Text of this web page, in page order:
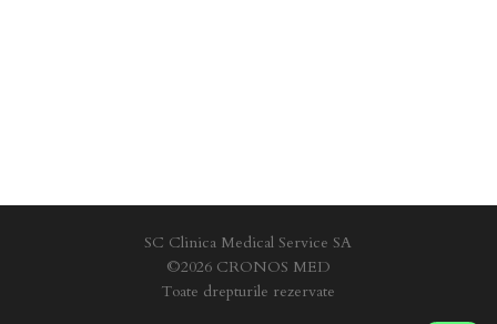
SC Clinica Medical Service SA
©2026 CRONOS MED
Toate drepturile rezervate